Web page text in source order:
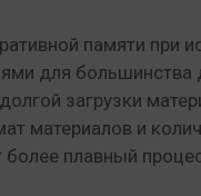
памяти при
для большинства
загрузки
материалов и
плавный